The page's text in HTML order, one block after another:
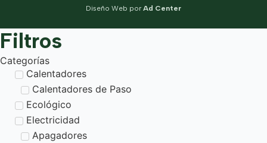
Diseño Web porAd Center
Filtros
Categorías
Calentadores
Calentadores de Paso
Ecológico
Electricidad
Apagadores